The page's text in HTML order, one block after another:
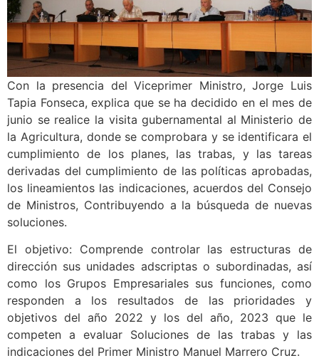
Con la presencia del Viceprimer Ministro, Jorge Luis
Tapia Fonseca, explica que se ha decidido en el mes de
junio se realice la visita gubernamental al Ministerio de
la Agricultura, donde se comprobara y se identificara el
cumplimiento de los planes, las trabas, y las tareas
derivadas del cumplimiento de las políticas aprobadas,
los lineamientos las indicaciones, acuerdos del Consejo
de Ministros, Contribuyendo a la búsqueda de nuevas
soluciones.
El objetivo: Comprende controlar las estructuras de
dirección sus unidades adscriptas o subordinadas, así
como los Grupos Empresariales sus funciones, como
responden a los resultados de las prioridades y
objetivos del año 2022 y los del año, 2023 que le
competen a evaluar Soluciones de las trabas y las
indicaciones del Primer Ministro Manuel Marrero Cruz.